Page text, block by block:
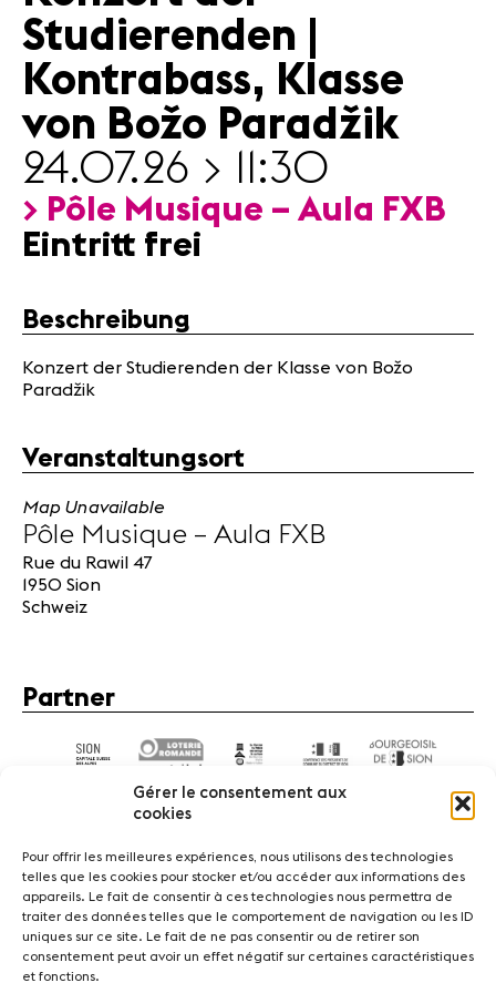
Gérer le consentement aux
cookies
Pour offrir les meilleures expériences, nous utilisons des technologies
telles que les cookies pour stocker et/ou accéder aux informations des
appareils. Le fait de consentir à ces technologies nous permettra de
traiter des données telles que le comportement de navigation ou les ID
uniques sur ce site. Le fait de ne pas consentir ou de retirer son
consentement peut avoir un effet négatif sur certaines caractéristiques
et fonctions.
Partner
News
Konzerte
Freiwillige
Medien
Presse
Impressum
Studierenden |
Kontrabass, Klasse
von Božo Paradžik
24.07.26 > 11:30
> Pôle Musique – Aula FXB
Eintritt frei
Beschreibung
Konzert der Studierenden der Klasse von Božo
Paradžik
Veranstaltungsort
Map Unavailable
Pôle Musique – Aula FXB
Rue du Rawil 47
1950 Sion
Schweiz
Partner
NewsKonzerteFreiwillige
Medien Über uns